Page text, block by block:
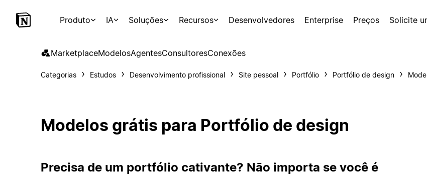
Produto IA Soluções Recursos Desenvolvedores Enterprise Preços Solicite
MarketplaceModelosAgentesConsultoresConexões
Categorias Estudos Desenvolvimento profissional Site pessoal Portfólio Portfólio de design
Modelos grátis para Portfólio de design
Precisa de um portfólio cativante? Não importa se você é